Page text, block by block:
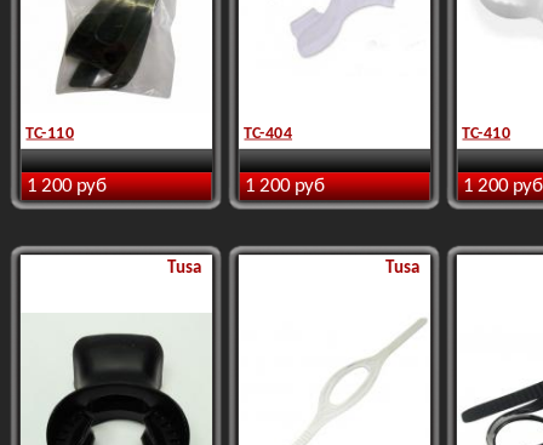
TC-110
1 200 руб
TC-404
1 200 руб
TC-410
1 200 руб
Tusa Tusa